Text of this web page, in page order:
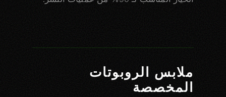
ملابس الروبوتات
المخصصة